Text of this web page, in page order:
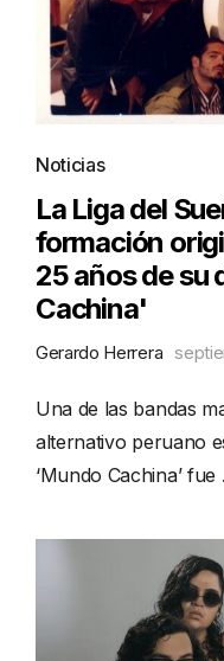
Noticias
La Liga del
formación
25 años de su
Cachina'
Gerardo Herrera
Una de las bandas
alternativo peruano
‘Mundo Cachina’